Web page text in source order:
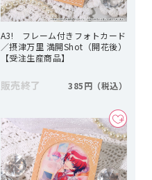
A3! フレーム付きフォトカード
／摂津万里 満開Shot（開花後）
【受注生産商品】
販売終了 385円